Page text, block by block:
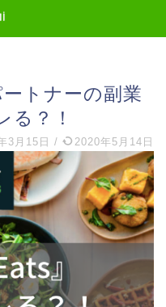
ートナーの副業
る？！
3月15日 / 2020年5月14日